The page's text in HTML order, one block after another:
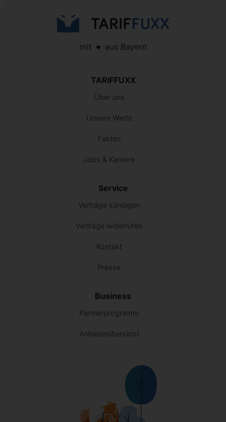
mit aus Bayern
TARIFFUXX
Über uns
Unsere Werte
Fakten
Jobs & Karriere
Service
Verträge kündigen
Verträge widerrufen
Kontakt
Presse
Business
Partnerprogramm
Anbieterübersicht